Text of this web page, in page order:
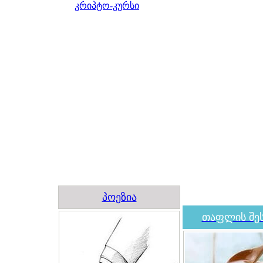
კრიპტო-კურსი
პოეზია
თაფლის